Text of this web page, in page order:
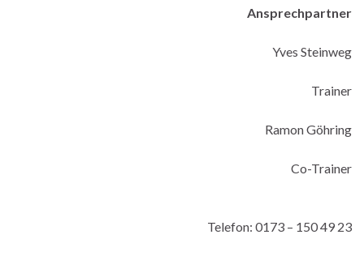
Ansprechpartner
Yves Steinweg
Trainer
Ramon Göhring
Co-Trainer
Telefon: 0173 – 150 49 23